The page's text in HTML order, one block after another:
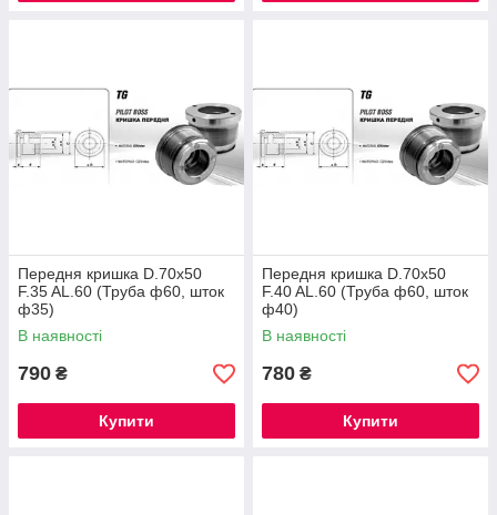
Передня кришка D.70x50
F.35 AL.60 (Труба ф60, шток
ф35)
В наявності
790 ₴
Купити
Передня кришка D.70x50
F.40 AL.60 (Труба ф60, шток
ф40)
В наявності
780 ₴
Купити